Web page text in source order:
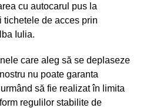
cu autocarul pus la
de acces prin
Iulia.
care aleg să se deplaseze
nu poate garanta
să fie realizat în limita
regulilor stabilite de